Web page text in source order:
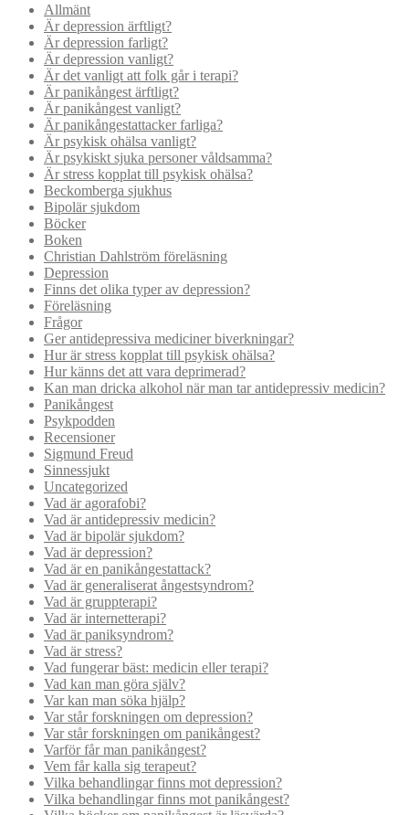
Allmänt
Är depression ärftligt?
Är depression farligt?
Är depression vanligt?
Är det vanligt att folk går i terapi?
Är panikångest ärftligt?
Är panikångest vanligt?
Är panikångestattacker farliga?
Är psykisk ohälsa vanligt?
Är psykiskt sjuka personer våldsamma?
Är stress kopplat till psykisk ohälsa?
Beckomberga sjukhus
Bipolär sjukdom
Böcker
Boken
Christian Dahlström föreläsning
Depression
Finns det olika typer av depression?
Föreläsning
Frågor
Ger antidepressiva mediciner biverkningar?
Hur är stress kopplat till psykisk ohälsa?
Hur känns det att vara deprimerad?
Kan man dricka alkohol när man tar antidepressiv medicin?
Panikångest
Psykpodden
Recensioner
Sigmund Freud
Sinnessjukt
Uncategorized
Vad är agorafobi?
Vad är antidepressiv medicin?
Vad är bipolär sjukdom?
Vad är depression?
Vad är en panikångestattack?
Vad är generaliserat ångestsyndrom?
Vad är gruppterapi?
Vad är internetterapi?
Vad är paniksyndrom?
Vad är stress?
Vad fungerar bäst: medicin eller terapi?
Vad kan man göra själv?
Var kan man söka hjälp?
Var står forskningen om depression?
Var står forskningen om panikångest?
Varför får man panikångest?
Vem får kalla sig terapeut?
Vilka behandlingar finns mot depression?
Vilka behandlingar finns mot panikångest?